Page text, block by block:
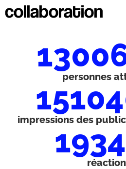
collaboration
personnes
impressions des